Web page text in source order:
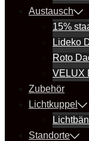
Austausch
15%
Lideko
Roto
VELUX
Zubehör
Lichtkuppel
Standorte